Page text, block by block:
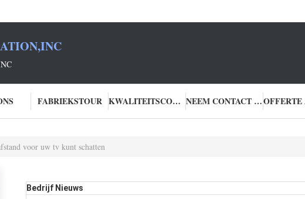
FABRIEKSTOUR KWALITEITSCONTROLE NEEM CONTACT MET ONS OP
voor uw tv kunt schatten
Bedrijf Nieuws